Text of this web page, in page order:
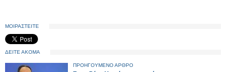
ΜΟΙΡΑΣΤΕΙΤΕ
ΔΕΙΤΕ ΑΚΟΜΑ
ΠΡΟΗΓΟΥΜΕΝΟ ΑΡΘΡΟ